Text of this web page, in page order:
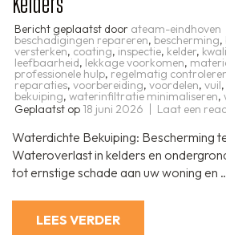
Bericht geplaatst door ateam-eindhoven
beschadigingen repareren, bescherming,
versterken, coating, inspectie, kelder,
leefbaarheid, lekkage voorkomen,
professionele hulp, regelmatig
reparaties, voorbereiding, voordelen, vuil,
bekuiping, waterinfiltratie minimaliseren,
Geplaatst op 18 juni 2026 Laat een
Waterdichte Bekuiping: Bescherming
Wateroverlast in kelders en
tot ernstige schade aan uw woning en
LEES VERDER